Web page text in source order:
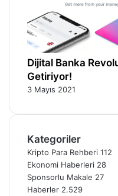
Dijital Banka
Getiriyor!
3 Mayıs 2021
Kategoriler
Kripto Para Rehberi 112
Ekonomi Haberleri 28
Sponsorlu Makale 27
Haberler 2.529